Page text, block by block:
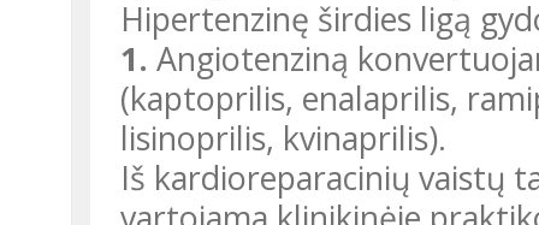
Hipertenzinę širdies ligą
1. Angiotenziną
(kaptoprilis, enalaprilis,
lisinoprilis, kvinaprilis).
Iš kardioreparacinių vaistų